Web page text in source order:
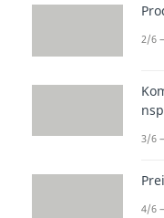
2/6
3/6
4/6